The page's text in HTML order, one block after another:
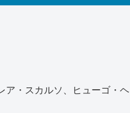
ア・スカルソ、ヒューゴ・ヘ